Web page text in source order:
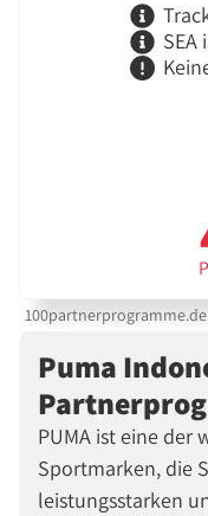
100partnerprogramme.de
Puma
PUMA ist eine der
Sportmarken, die
leistungsstarken